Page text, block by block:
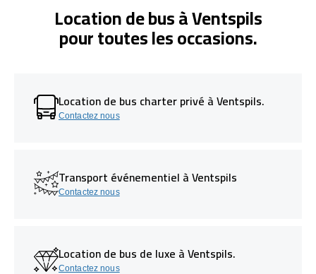
Location de bus à Ventspils
pour toutes les occasions.
Location de bus charter privé à Ventspils.
Contactez nous
Transport événementiel à Ventspils
Contactez nous
Location de bus de luxe à Ventspils.
Contactez nous